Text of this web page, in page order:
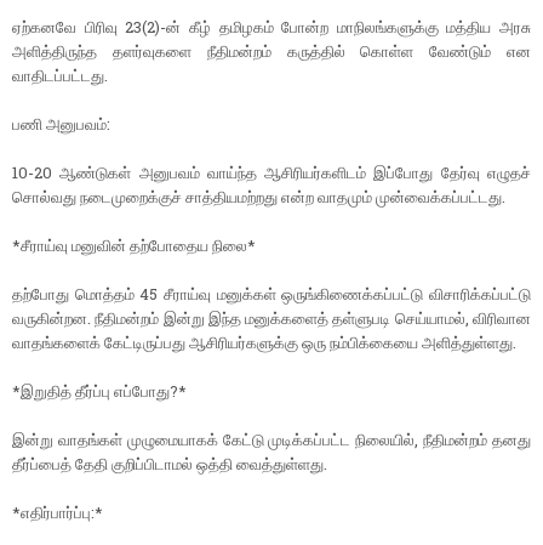
ஏற்கனவே பிரிவு 23(2)-ன் கீழ் தமிழகம் போன்ற மாநிலங்களுக்கு மத்திய அரசு
அளித்திருந்த தளர்வுகளை நீதிமன்றம் கருத்தில் கொள்ள வேண்டும் என
வாதிடப்பட்டது.
பணி அனுபவம்:
10-20 ஆண்டுகள் அனுபவம் வாய்ந்த ஆசிரியர்களிடம் இப்போது தேர்வு எழுதச்
சொல்வது நடைமுறைக்குச் சாத்தியமற்றது என்ற வாதமும் முன்வைக்கப்பட்டது.
*சீராய்வு மனுவின் தற்போதைய நிலை*
தற்போது மொத்தம் 45 சீராய்வு மனுக்கள் ஒருங்கிணைக்கப்பட்டு விசாரிக்கப்பட்டு
வருகின்றன. நீதிமன்றம் இன்று இந்த மனுக்களைத் தள்ளுபடி செய்யாமல், விரிவான
வாதங்களைக் கேட்டிருப்பது ஆசிரியர்களுக்கு ஒரு நம்பிக்கையை அளித்துள்ளது.
*இறுதித் தீர்ப்பு எப்போது?*
இன்று வாதங்கள் முழுமையாகக் கேட்டு முடிக்கப்பட்ட நிலையில், நீதிமன்றம் தனது
தீர்ப்பைத் தேதி குறிப்பிடாமல் ஒத்தி வைத்துள்ளது.
*எதிர்பார்ப்பு:*